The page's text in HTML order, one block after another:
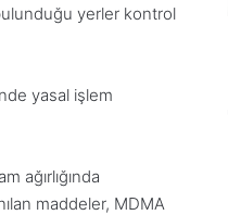
yerler kontrol
yasal işlem
ağırlığında
maddeler, MDMA